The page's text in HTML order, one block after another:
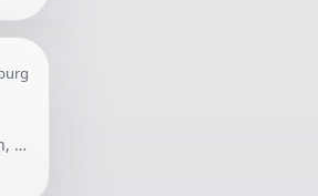
Gesucht werden Umzugshelfer für einen kleinen Umzug von Würzburg nach Tauberbischofsheim. Ideal für Studenten, die Hilfe anbieten möchten.